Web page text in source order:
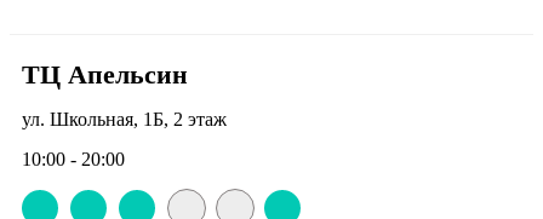
ТЦ Апельсин
ул. Школьная, 1Б, 2 этаж
10:00 - 20:00